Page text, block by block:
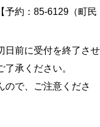
予約：85-6129（町民
日前に受付を終了させ
承ください。
で、ご注意くださ